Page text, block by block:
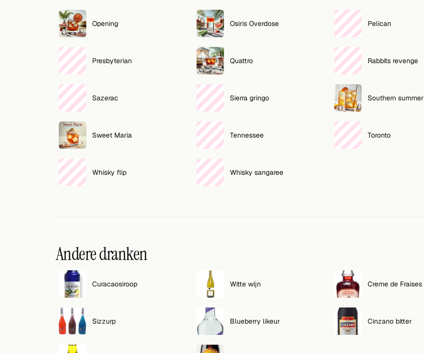
Opening Osiris Overdose Pelican
Presbyterian Quattro Rabbits revenge
Sazerac Sierra gringo Southern summer
Sweet Maria Tennessee Toronto
Whisky flip Whisky sangaree
Andere dranken
Curacaosiroop Witte wijn Creme de Fraises
Sizzurp Blueberry likeur Cinzano bitter